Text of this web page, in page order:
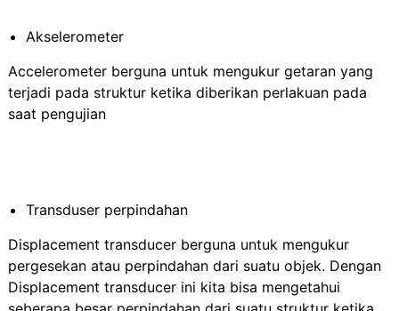
Akselerometer
Accelerometer berguna untuk mengukur getaran yang
terjadi pada struktur ketika diberikan perlakuan pada
saat pengujian
Transduser perpindahan
Displacement transducer berguna untuk mengukur
pergesekan atau perpindahan dari suatu objek. Dengan
Displacement transducer ini kita bisa mengetahui